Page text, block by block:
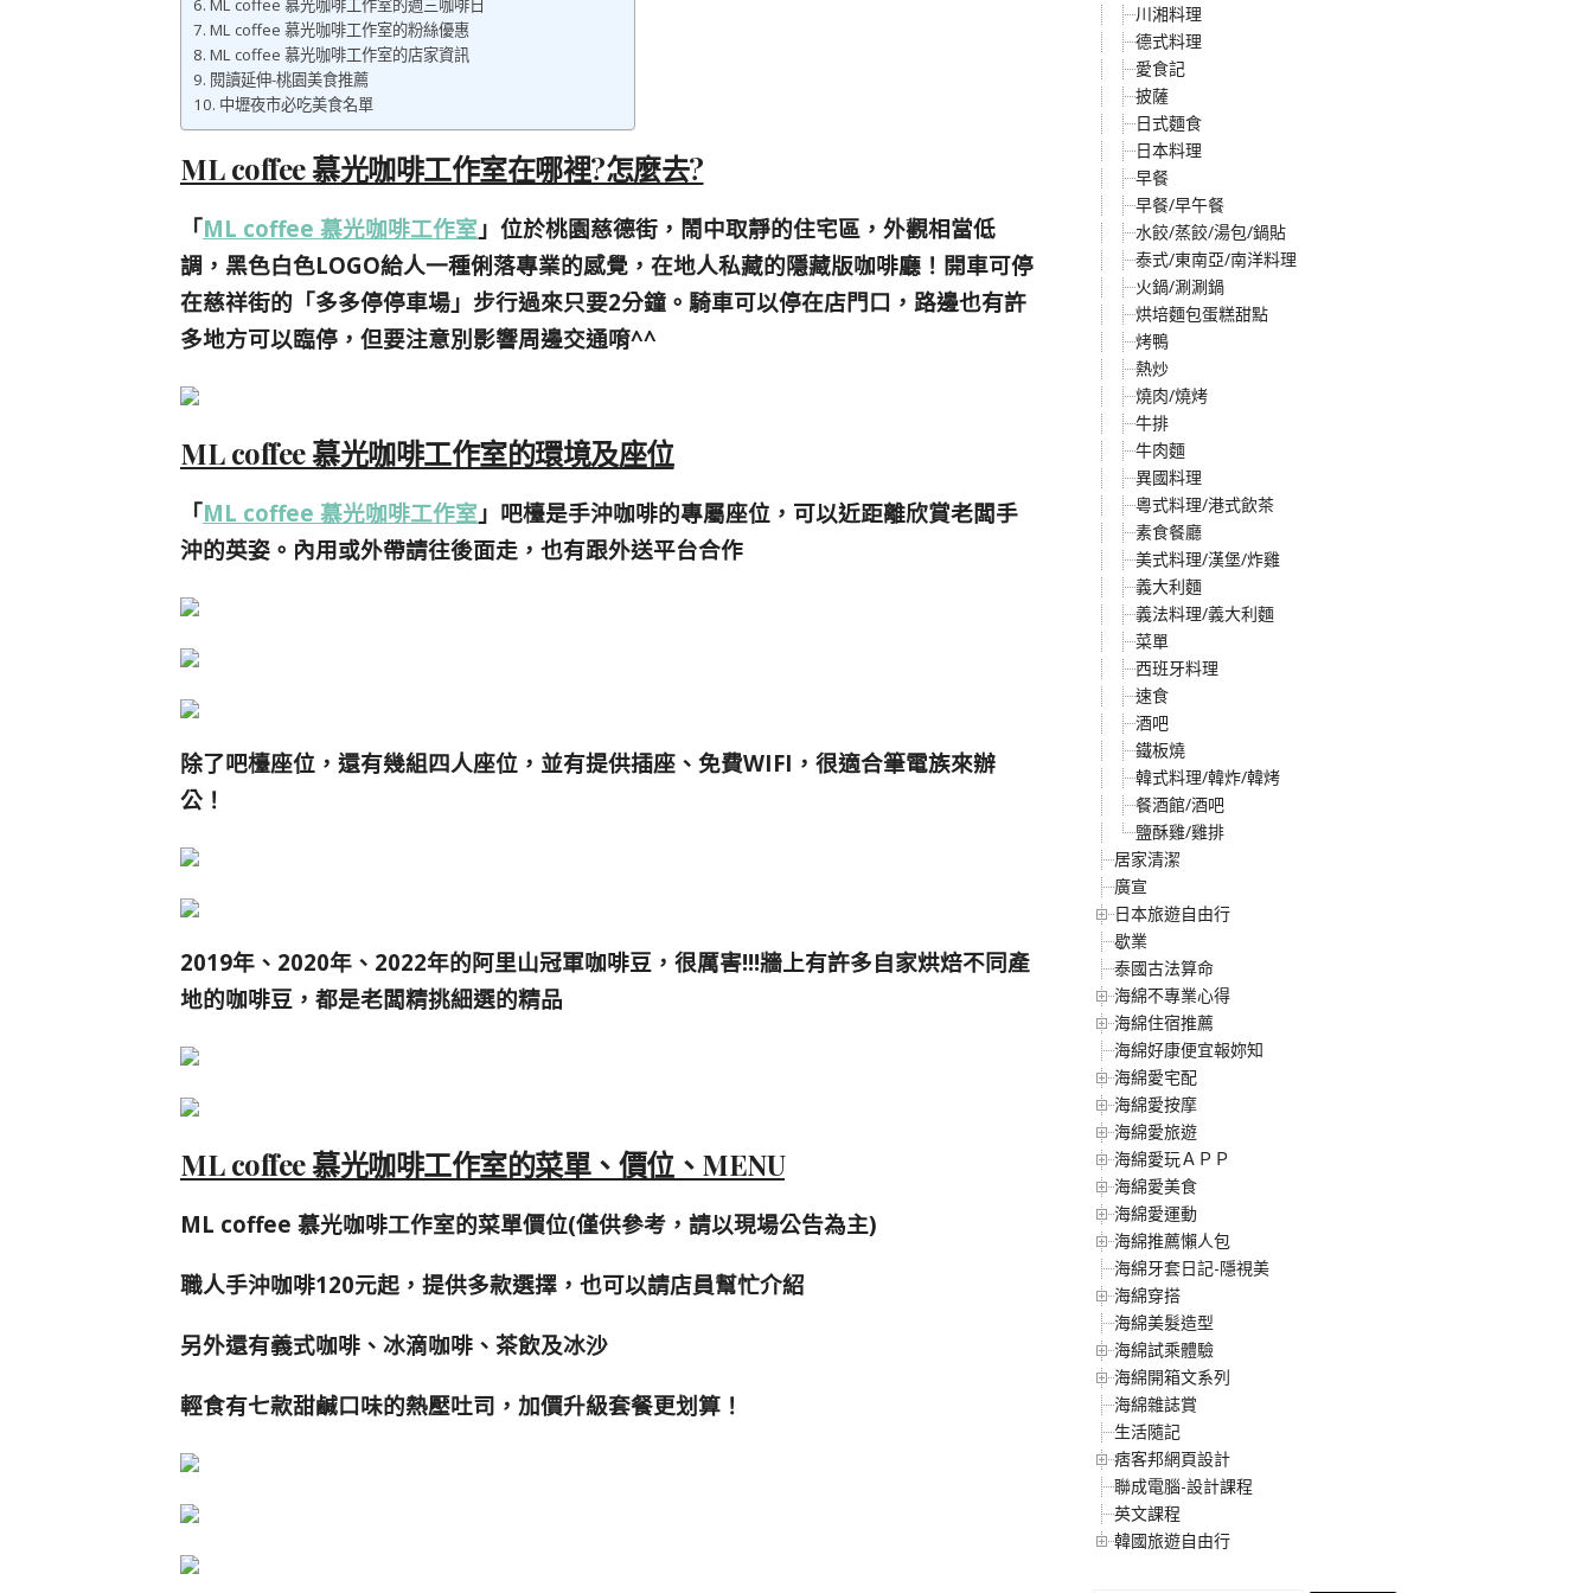
ML coffee 慕光咖啡工作室的週三咖啡日
ML coffee 慕光咖啡工作室的粉絲優惠
ML coffee 慕光咖啡工作室的店家資訊
閱讀延伸-桃園美食推薦
中壢夜市必吃美食名單
ML coffee 慕光咖啡工作室在哪裡?怎麼去?
「ML coffee 慕光咖啡工作室 」位於桃園慈德街，鬧中取靜的住宅區，外觀相當低
調，黑色白色LOGO給人一種俐落專業的感覺，在地人私藏的隱藏版咖啡廳！ 開車可停
在慈祥街的「多多停停車場」步行過來只要2分鐘。 騎車可以停在店門口，路邊也有許
多地方可以臨停，但要注意別影響周邊交通唷^^
ML coffee 慕光咖啡工作室的環境及座位
「ML coffee 慕光咖啡工作室 」吧檯是手沖咖啡的專屬座位，可以近距離欣賞老闆手
沖的英姿。 內用或外帶請往後面走，也有跟外送平台合作
除了吧檯座位，還有幾組四人座位，並有提供插座、 免費WIFI，很適合筆電族來辦
公！
2019年、2020年、2022年的阿里山冠軍咖啡豆，很厲害!!!牆上有許多自家烘焙不同產
地的咖啡豆，都是老闆精挑細選的精品
ML coffee 慕光咖啡工作室的菜單、價位、MENU
ML coffee 慕光咖啡工作室的菜單價位(僅供參考，請以現場公告為主)
職人手沖咖啡120元起，提供多款選擇，也可以請店員幫忙介紹
另外還有義式咖啡、冰滴咖啡、茶飲及冰沙
輕食有七款甜鹹口味的熱壓吐司，加價升級套餐更划算！
川湘料理
德式料理
愛食記
披薩
日式麵食
日本料理
早餐
早餐/早午餐
水餃/蒸餃/湯包/鍋貼
泰式/東南亞/南洋料理
火鍋/涮涮鍋
烘培麵包蛋糕甜點
烤鴨
熱炒
燒肉/燒烤
牛排
牛肉麵
異國料理
粵式料理/港式飲茶
素食餐廳
美式料理/漢堡/炸雞
義大利麵
義法料理/義大利麵
菜單
西班牙料理
速食
酒吧
鐵板燒
韓式料理/韓炸/韓烤
餐酒館/酒吧
鹽酥雞/雞排
居家清潔
廣宣
日本旅遊自由行
歇業
泰國古法算命
海綿不專業心得
海綿住宿推薦
海綿好康便宜報妳知
海綿愛宅配
海綿愛按摩
海綿愛旅遊
海綿愛玩ＡＰＰ
海綿愛美食
海綿愛運動
海綿推薦懶人包
海綿牙套日記-隱視美
海綿穿搭
海綿美髮造型
海綿試乘體驗
海綿開箱文系列
海綿雜誌賞
生活隨記
痞客邦網頁設計
聯成電腦-設計課程
英文課程
韓國旅遊自由行